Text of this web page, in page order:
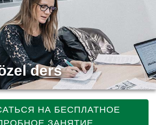
ders
НА БЕСПЛАТНОЕ
ЗАНЯТИЕ